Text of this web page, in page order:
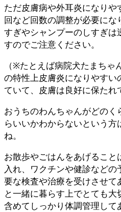
ただ皮膚病や外耳炎になりや
回など回数の調整が必要に
すぎやシャンプーのしすぎは
すのでご注意ください。
（※たとえば病院犬たまち
の特性上皮膚炎になりやす
ていて、皮膚は良好に保たれ
おうちのわんちゃんがどの
らいいかわからないという
ね。
お散歩やごはんをあげるこ
入れ、ワクチンや健診など
要な検査や治療を受けさせ
と一緒に暮らす上でとても
含めてしっかり体調管理して